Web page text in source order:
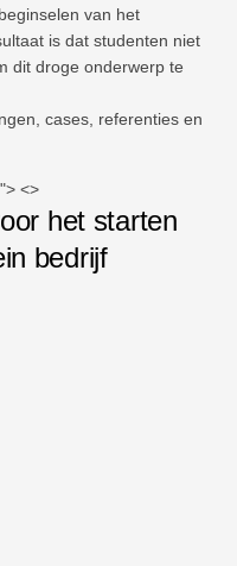
van het
is dat studenten niet
dit droge onderwerp te
cases, referenties en
<>
het starten
bedrijf